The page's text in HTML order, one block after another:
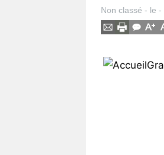
Non classé - le -